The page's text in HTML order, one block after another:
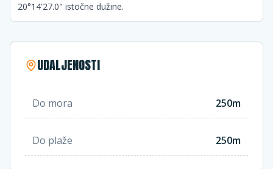
20°14'27.0" istočne dužine.
UDALJENOSTI
Do mora 250m
Do plaže 250m